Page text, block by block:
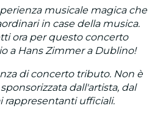
musicale magica che
in case della musica.
ora per questo concerto
a Hans Zimmer a Dublino!
di concerto tributo. Non è
dall'artista, dal
rappresentanti ufficiali.